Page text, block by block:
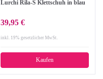
Lurchi Rila-S Klettschuh in blau
39,95 €
inkl. 19% gesetzlicher MwSt.
Kaufen